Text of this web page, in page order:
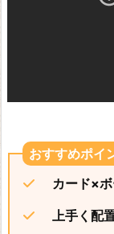
カード×
上手く配